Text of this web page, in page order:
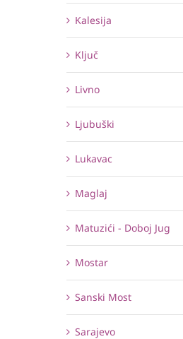
Kalesija
Ključ
Livno
Ljubuški
Lukavac
Maglaj
Matuzići - Doboj Jug
Mostar
Sanski Most
Sarajevo